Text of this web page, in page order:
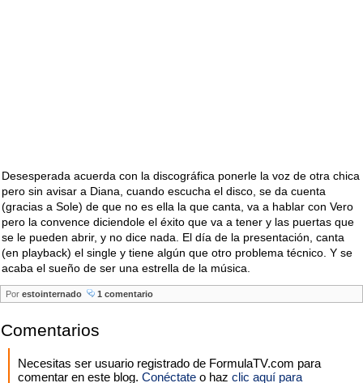
Desesperada acuerda con la discográfica ponerle la voz de otra chica
pero sin avisar a Diana, cuando escucha el disco, se da cuenta
(gracias a Sole) de que no es ella la que canta, va a hablar con Vero
pero la convence diciendole el éxito que va a tener y las puertas que
se le pueden abrir, y no dice nada. El día de la presentación, canta
(en playback) el single y tiene algún que otro problema técnico. Y se
acaba el sueño de ser una estrella de la música.
Por estointernado 1 comentario
Comentarios
Necesitas ser usuario registrado de FormulaTV.com para
comentar en este blog. Conéctate o haz clic aquí para